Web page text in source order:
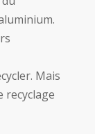
Mais
recyclage